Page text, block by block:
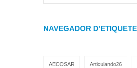
NAVEGADOR
AECOSAR Articulando26